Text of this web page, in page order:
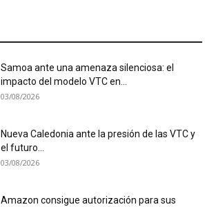
Samoa ante una amenaza silenciosa: el
impacto del modelo VTC en...
03/08/2026
Nueva Caledonia ante la presión de las VTC y
el futuro...
03/08/2026
Amazon consigue autorización para sus